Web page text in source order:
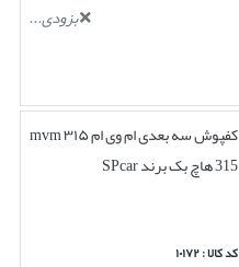
بزودی...
کفپوش سه بعدی ام وی ام ۳۱۵ mvm
315 هاچ بک برند SPcar
کد کالا : ۱۰۱۷۲